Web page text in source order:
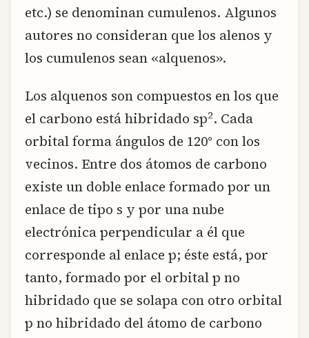
etc.) se denominan cumulenos. Algunos
autores no consideran que los alenos y
los cumulenos sean «alquenos».
Los alquenos son compuestos en los que
el carbono está hibridado sp2. Cada
orbital forma ángulos de 120° con los
vecinos. Entre dos átomos de carbono
existe un doble enlace formado por un
enlace de tipo s y por una nube
electrónica perpendicular a él que
corresponde al enlace p; éste está, por
tanto, formado por el orbital p no
hibridado que se solapa con otro orbital
p no hibridado del átomo de carbono